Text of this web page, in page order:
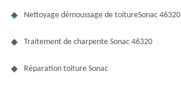
Nettoyage démoussage de toitureSonac 46320
Traitement de charpente Sonac 46320
Réparation toiture Sonac